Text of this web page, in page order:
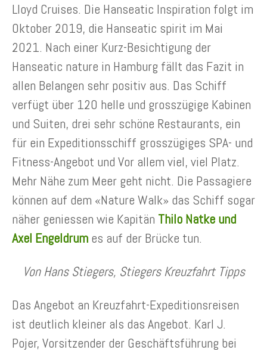
Lloyd Cruises. Die Hanseatic Inspiration folgt im
Oktober 2019, die Hanseatic spirit im Mai
2021. Nach einer Kurz-Besichtigung der
Hanseatic nature in Hamburg fällt das Fazit in
allen Belangen sehr positiv aus. Das Schiff
verfügt über 120 helle und grosszügige Kabinen
und Suiten, drei sehr schöne Restaurants, ein
für ein Expeditionsschiff grosszügiges SPA- und
Fitness-Angebot und Vor allem viel, viel Platz.
Mehr Nähe zum Meer geht nicht. Die Passagiere
können auf dem «Nature Walk» das Schiff sogar
näher geniessen wie Kapitän Thilo Natke und
Axel Engeldrum es auf der Brücke tun.
Von Hans Stiegers, Stiegers Kreuzfahrt Tipps
Das Angebot an Kreuzfahrt-Expeditionsreisen
ist deutlich kleiner als das Angebot. Karl J.
Pojer, Vorsitzender der Geschäftsführung bei